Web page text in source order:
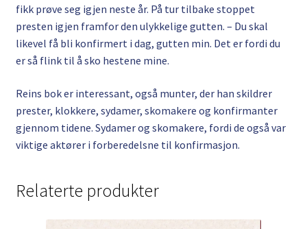
fikk prøve seg igjen neste år. På tur tilbake stoppet
presten igjen framfor den ulykkelige gutten. – Du skal
likevel få bli konfirmert i dag, gutten min. Det er fordi du
er så flink til å sko hestene mine.
Reins bok er interessant, også munter, der han skildrer
prester, klokkere, sydamer, skomakere og konfirmanter
gjennom tidene. Sydamer og skomakere, fordi de også var
viktige aktører i forberedelsne til konfirmasjon.
Relaterte produkter